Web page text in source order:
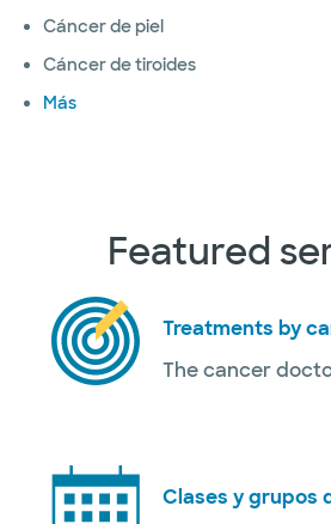
Cáncer de piel
Cáncer de tiroides
Más
Featured
Treatments by
The cancer
Clases y grupos